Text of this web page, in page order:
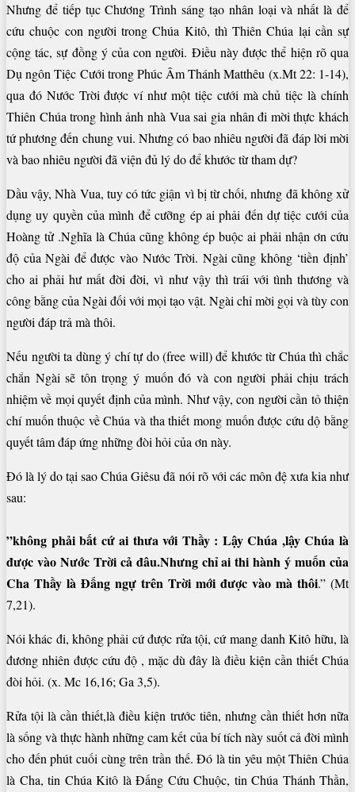
Nhưng để tiếp tục Chương Trình sáng tạo nhân loại và nhất là để
cứu chuộc con người trong Chúa Kitô, thì Thiên Chúa lại cần sự
cộng tác, sự đồng ý của con người. Điều này được thể hiện rõ qua
Dụ ngôn Tiệc Cưới trong Phúc Âm Thánh Matthêu (x.Mt 22: 1-14),
qua đó Nước Trời được ví như một tiệc cưới mà chủ tiệc là chính
Thiên Chúa trong hình ảnh nhà Vua sai gia nhân đi mời thực khách
tứ phương đến chung vui. Nhưng có bao nhiêu người đã đáp lời mời
và bao nhiêu người đã viện đủ lý do để khước từ tham dự?
Dầu vậy, Nhà Vua, tuy có tức giận vì bị từ chối, nhưng đã không xử
dụng uy quyền của mình để cưỡng ép ai phải đến dự tiệc cưới của
Hoàng tử .Nghĩa là Chúa cũng không ép buộc ai phải nhận ơn cứu
độ của Ngài để được vào Nước Trời. Ngài cũng không ‘tiền định’
cho ai phải hư mất đời đời, vì như vậy thì trái với tình thương và
công bằng của Ngài đối với mọi tạo vật. Ngài chỉ mời gọi và tùy con
người đáp trả mà thôi.
Nếu người ta dùng ý chí tự do (free will) để khước từ Chúa thì chắc
chắn Ngài sẽ tôn trọng ý muốn đó và con người phải chịu trách
nhiệm về mọi quyết định của mình. Như vậy, con người cần tỏ thiện
chí muốn thuộc về Chúa và tha thiết mong muốn được cứu dộ bằng
quyết tâm đáp ứng những đòi hỏi của ơn này.
Đó là lý do tại sao Chúa Giêsu đã nói rõ với các môn đệ xưa kia như
sau:
”không phải bất cứ ai thưa với Thầy : Lậy Chúa ,lậy Chúa là
được vào Nước Trời cả đâu.Nhưng chỉ ai thi hành ý muốn của
Cha Thầy là Đấng ngự trên Trời mới được vào mà thôi.” (Mt
7,21).
Nói khác đi, không phải cứ được rửa tội, cứ mang danh Kitô hữu, là
đương nhiên được cứu độ , mặc dù đây là điều kiện cần thiết Chúa
đòi hỏi. (x. Mc 16,16; Ga 3,5).
Rửa tội là cần thiết,là điều kiện trước tiên, nhưng cần thiết hơn nữa
là sống và thực hành những cam kết của bí tích này suốt cả đời mình
cho đến phút cuối cùng trên trần thế. Đó là tin yêu một Thiên Chúa
là Cha, tin Chúa Kitô là Đấng Cứu Chuộc, tin Chúa Thánh Thần,